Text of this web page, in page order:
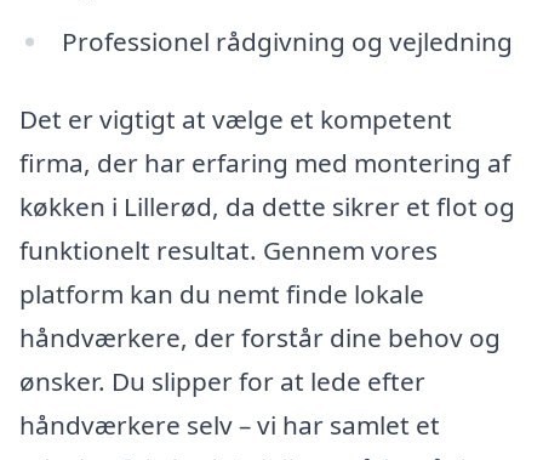
Professionel rådgivning og vejledning
Det er vigtigt at vælge et kompetent
firma, der har erfaring med montering af
køkken i Lillerød, da dette sikrer et flot og
funktionelt resultat. Gennem vores
platform kan du nemt finde lokale
håndværkere, der forstår dine behov og
ønsker. Du slipper for at lede efter
håndværkere selv – vi har samlet et